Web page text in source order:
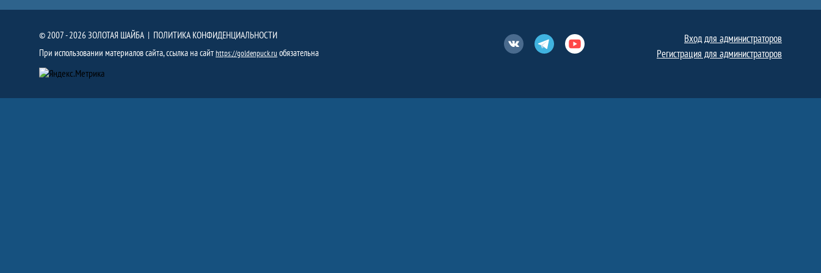
© 2007 - 2026 ЗОЛОТАЯ ШАЙБА | ПОЛИТИКА КОНФИДЕНЦИАЛЬНОСТИ
При использовании материалов сайта, ссылка на сайтhttps://goldenpuck.ru обязательна ВконтактеТелеграмЮтуб
Вход для администраторов
Регистрация для администраторов